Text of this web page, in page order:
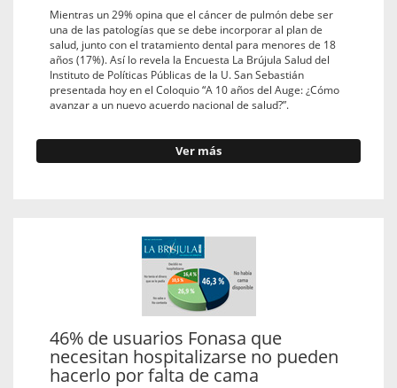
Mientras un 29% opina que el cáncer de pulmón debe ser
una de las patologías que se debe incorporar al plan de
salud, junto con el tratamiento dental para menores de 18
años (17%). Así lo revela la Encuesta La Brújula Salud del
Instituto de Políticas Públicas de la U. San Sebastián
presentada hoy en el Coloquio “A 10 años del Auge: ¿Cómo
avanzar a un nuevo acuerdo nacional de salud?”.
Ver más
46% de usuarios Fonasa que
necesitan hospitalizarse no pueden
hacerlo por falta de cama